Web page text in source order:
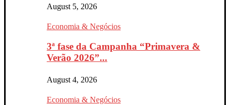
August 5, 2026
Economia & Negócios
3ª fase da Campanha “Primavera &
Verão 2026”...
August 4, 2026
Economia & Negócios